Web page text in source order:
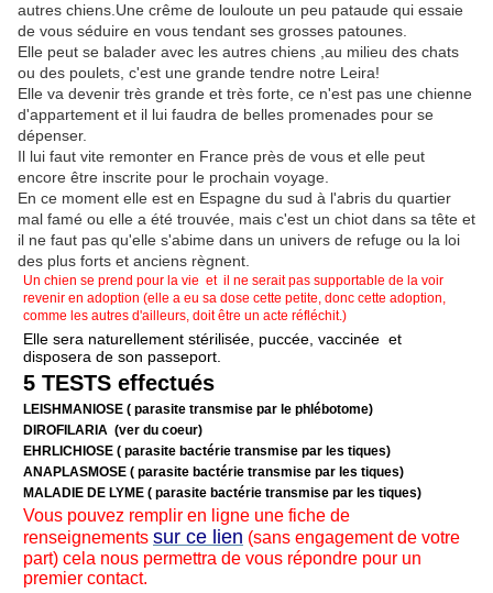
autres chiens.Une crême de louloute un peu pataude qui essaie
de vous séduire en vous tendant ses grosses patounes.
Elle peut se balader avec les autres chiens ,au milieu des chats
ou des poulets, c'est une grande tendre notre Leira!
Elle va devenir très grande et très forte, ce n'est pas une chienne
d'appartement et il lui faudra de belles promenades pour se
dépenser.
Il lui faut vite remonter en France près de vous et elle peut
encore être inscrite pour le prochain voyage.
En ce moment elle est en Espagne du sud à l'abris du quartier
mal famé ou elle a été trouvée, mais c'est un chiot dans sa tête et
il ne faut pas qu'elle s'abime dans un univers de refuge ou la loi
des plus forts et anciens règnent.
Un chien se prend pour la vie et il ne serait pas supportable de la voir
revenir en adoption (elle a eu sa dose cette petite, donc cette adoption,
comme les autres d'ailleurs, doit être un acte réfléchit.)
Elle sera naturellement stérilisée, puccée, vaccinée et
disposera de son passeport.
5 TESTS effectués
LEISHMANIOSE ( parasite transmise par le phlébotome)
DIROFILARIA (ver du coeur)
EHRLICHIOSE ( parasite bactérie transmise par les tiques)
ANAPLASMOSE ( parasite bactérie transmise par les tiques)
MALADIE DE LYME ( parasite bactérie transmise par les tiques)
Vous pouvez remplir en ligne une fiche de
renseignements sur ce lien (sans engagement de votre
part) cela nous permettra de vous répondre pour un
premier contact.